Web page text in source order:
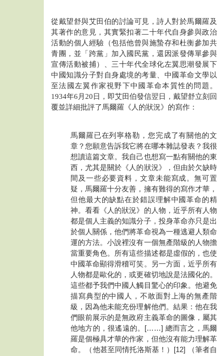
從戴望舒與艾田伯的討論可見，詩人對於馬爾羅及
其著作的意見，其實緊扣著二十年代自身參與政治
活動的個人經驗（包括他曾與施蟄存和杜衡參加共
青團，並「跨黨」加入國民黨，還因派發傳單參與
宣傳活動被捕）、三十年代全球化左翼思潮發展下
中國知識分子對自身處境的考量、中國革命文學以
至法國左翼作家視野下中國革命本質性的問題。
1934年6月20日，即艾田伯發信翌日，戴望舒立刻回
覆並詳細批評了馬爾羅《人的狀況》的寫作：
馬爾羅已在列寧格勒，您完成了有關他的文
章？您願意告訴我它將在哪本雜誌發表？我很
想讀這篇文章。我自己也想寫一點有關他的東
西，尤其是關於《人的狀況》，但由於欠缺時
間及一些必要資料，文章未能寫成。無可置
疑，馬爾羅十分友善，擁有難得的寫作才華，
但他最大的缺點在於錯誤理解中國革命的精
神。看看《人的狀況》的人物，近乎所有人物
都是個人主義的知識分子，投身革命亦只是出
於個人關係，他們將革命視為一種逃避人類命
運的方法。小說裡沒有一個無產階級的人物擔
當重要角色。所有這些描述都是虛假的，也使
中國革命顯得滑稽可笑。另一方面，近乎所有
人物都是歐化的，或更確切地說是法國化的。
這些都予我們中國人觸目驚心的印象。他避免
描寫典型的中國人，不敢面對上海的無產階
級，因為他未能充份理解他們。結果：他在我
們眼前展示的是無政府主義革命的圖像，屬其
他地方的，很遙遠的。[……] 總而言之，馬爾
羅是個極具才華的作家，但他沒有能力理解革
命。（他甚至同情托洛斯基！）[12] （筆者自